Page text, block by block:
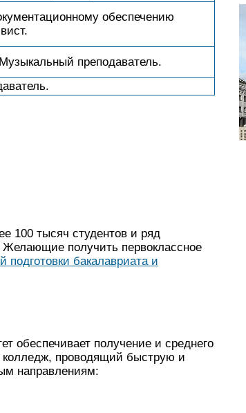
обеспечению
преподаватель.
100 тысяч студентов и ряд
получить первоклассное
подготовки бакалавриата и
обеспечивает получение и среднего
колледж, проводящий быструю и
направлениям: